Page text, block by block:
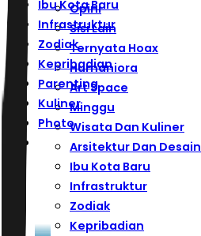
Ibu Kota Baru
Infrastruktur
Zodiak
Kepribadian
Parenting
Kuliner
Photo
Opini
Sisi Lain
Ternyata Hoax
Humaniora
Art Space
Minggu
Wisata Dan Kuliner
Arsitektur Dan Desain
Ibu Kota Baru
Infrastruktur
Zodiak
Kepribadian